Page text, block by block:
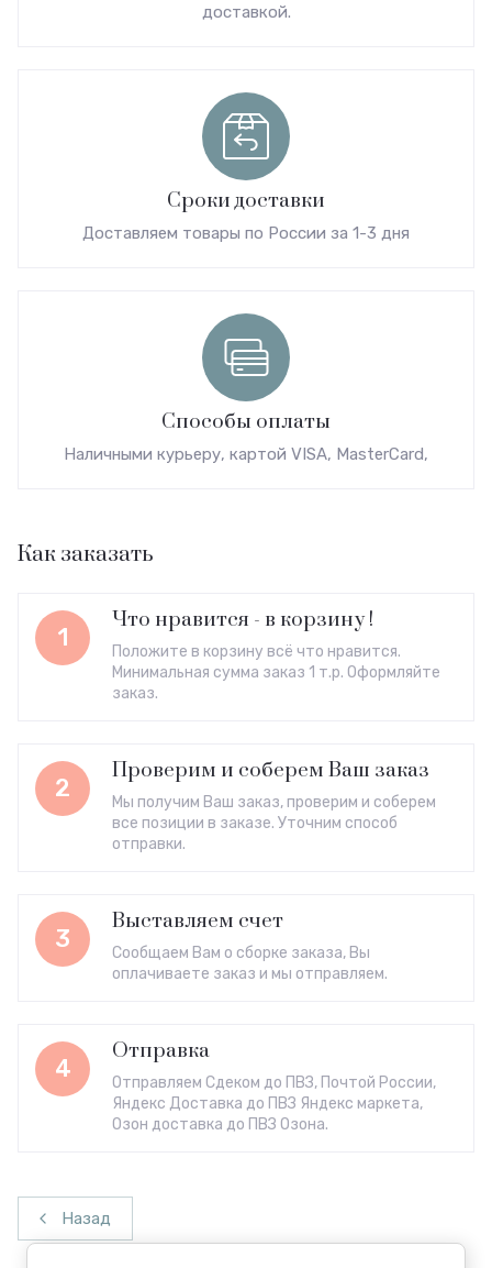
доставкой.
Сроки доставки
Доставляем товары по России за 1-3 дня
Способы оплаты
Наличными курьеру, картой VISA, MasterCard,
Как заказать
1
Что нравится - в корзину !
Положите в корзину всё что нравится.
Минимальная сумма заказ 1 т.р. Оформляйте
заказ.
2
Проверим и соберем Ваш заказ
Мы получим Ваш заказ, проверим и соберем
все позиции в заказе. Уточним способ
отправки.
3
Выставляем счет
Сообщаем Вам о сборке заказа, Вы
оплачиваете заказ и мы отправляем.
4
Отправка
Отправляем Сдеком до ПВЗ, Почтой России,
Яндекс Доставка до ПВЗ Яндекс маркета,
Озон доставка до ПВЗ Озона.
Назад